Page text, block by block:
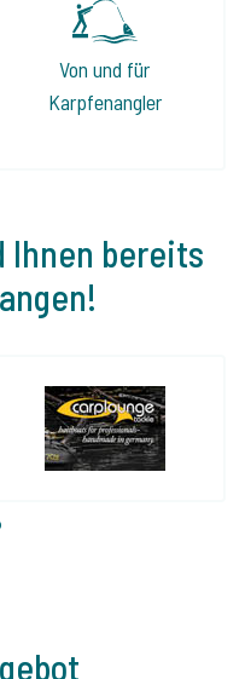
Von und für
Karpfenangler
Ihnen bereits